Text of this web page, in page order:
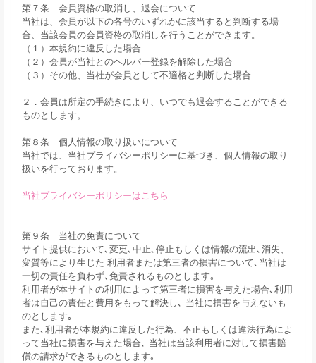
第７条 会員資格の取消し、退会について
当社は、会員が以下の各号のいずれかに該当すると判断する場
合、当該会員の会員資格の取消しを行うことができます。
（１）本規約に違反した場合
（２）会員が当社とのヘルパー登録を解除した場合
（３）その他、当社が会員として不適格と判断した場合
２．会員は所定の手続きにより、いつでも退会することができる
ものとします。
第８条 個人情報の取り扱いについて
当社では、当社プライバシーポリシーに基づき、個人情報の取り
扱いを行っております。
当社プライバシーポリシーはこちら
第９条 当社の免責について
サイト提供において､変更､中止､停止もしくは情報の流出､消失、
変質等により生じた 利用者または第三者の損害について､当社は
一切の責任を負わず､免責されるものとします｡
利用者が本サイトの利用によって第三者に損害を与えた場合､利用
者は自己の責任と費用をもって解決し､ 当社に損害を与えないも
のとします｡
また､利用者が本規約に違反した行為、不正もしくは違法行為によ
って当社に損害を与えた場合､ 当社は当該利用者に対して損害賠
償の請求ができるものとします｡